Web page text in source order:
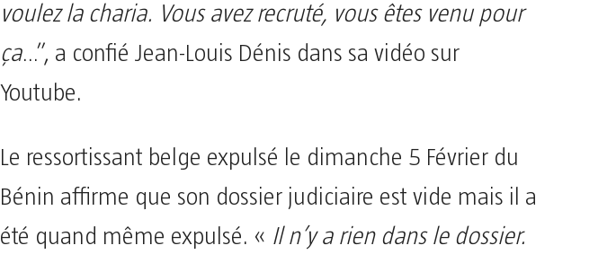
voulez la charia. Vous avez recruté, vous êtes venu pour
ça…”, a confié Jean-Louis Dénis dans sa vidéo sur
Youtube.
Le ressortissant belge expulsé le dimanche 5 Février du
Bénin affirme que son dossier judiciaire est vide mais il a
été quand même expulsé. « Il n’y a rien dans le dossier.